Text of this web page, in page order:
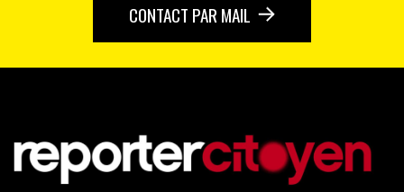
CONTACT PAR MAIL